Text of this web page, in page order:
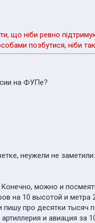
що ніби ревно
позбутися, ніби
на ФУПе?
неужели не заметили:
можно и
на 10 высотой и
пишу про десятки
и авиация